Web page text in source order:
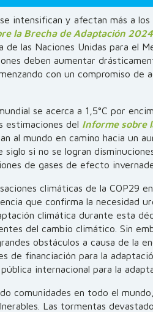
intensifican y afectan más a los
la Brecha de Adaptación
de las Naciones Unidas para el
deben aumentar
con un compromiso de
se acerca a 1,5°C por
estimaciones del Informe sobre
al mundo en camino hacia un
si no se logran
de gases de efecto
climáticas de la COP29
que confirma la necesidad
climática durante esta
del cambio climático. Sin
obstáculos a causa de la
de financiación para la
internacional para la
comunidades en todo el mundo,
Las tormentas